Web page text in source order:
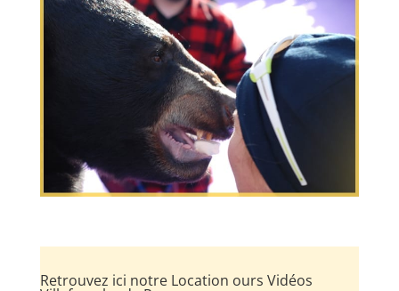
Retrouvez ici notre Location ours Vidéos